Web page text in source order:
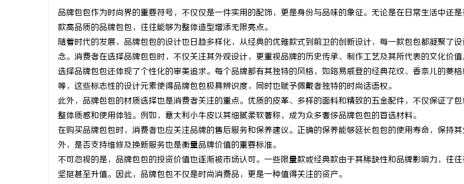
品牌包包作为时尚界的重要符号，不仅仅是一件实用的配饰，更是身份与品味的象征。无论是在日常生活中还
款高品质的品牌包包，往往能够为整体造型增添无限亮点。
随着时代的发展，品牌包包的设计也日趋多样化，从经典的优雅款式到前卫的创新设计，每一款包包都凝聚了
念。消费者在选择品牌包包时，不仅关注其外观设计，更重视品牌的历史传承、制作工艺及其所代表的文化价值
选择品牌包包还体现了个性化的审美追求。每个品牌都有其独特的风格，如路易威登的经典花纹、香奈儿的菱
等，这些标志性的设计元素使得品牌包包极具辨识度，同时也赋予佩戴者独特的时尚话语权。
此外，品牌包包的材质选择也是消费者关注的重点。优质的皮革、多样的面料和精致的五金配件，不仅保证了
整体质感和使用体验。例如，意大利小牛皮以其细腻柔软著称，成为众多奢侈品牌包包的首选材料。
在购买品牌包包时，消费者也应关注品牌的售后服务和保养建议。正确的保养能够延长包包的使用寿命，保持
外，是否支持维修及换新服务也是衡量品牌价值的重要标准。
不可忽视的是，品牌包包的投资价值也逐渐被市场认可。一些限量款或经典款由于其稀缺性和品牌影响力，往
坚挺甚至升值。因此，品牌包包不仅是时尚消费品，更是一种值得关注的资产。